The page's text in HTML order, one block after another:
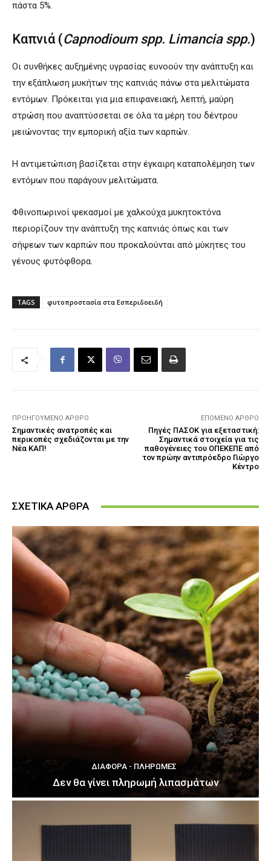
πάστα 5%.
Καπνιά (Capnodioum spp. Limancia spp.)
Οι συνθήκες αυξημένης υγρασίας ευνοούν την ανάπτυξη και
την εξάπλωση μυκήτων της καπνιάς πάνω στα μελιτώματα
εντόμων. Πρόκειται για μια επιφανειακή, λεπτή, μαύρη
στρώση που αναπτύσσεται σε όλα τα μέρη του δέντρου
μειώνοντας την εμπορική αξία των καρπών.
Η αντιμετώπιση βασίζεται στην έγκαιρη καταπολέμηση των
εντόμων που παράγουν μελιτώματα.
Φθινοπωρινοί ψεκασμοί με χαλκούχα μυκητοκτόνα
περιορίζουν την ανάπτυξη της καπνιάς όπως και των
σήψεων των καρπών που προκαλούνται από μύκητες του
γένους φυτόφθορα.
TAGS φυτοπροστασία στα Εσπεριδοειδή
ΠΡΟΗΓΟΎΜΕΝΟ ΆΡΘΡΟ
Σημαντικές ανατροπές και
περικοπές σχεδιάζονται με την
Νέα ΚΑΠ!
ΕΠΌΜΕΝΟ ΆΡΘΡΟ
Πηγές ΠΑΣΟΚ για εξεταστική:
Σημαντικά στοιχεία για τις
παθογένειες του ΟΠΕΚΕΠΕ από
τον πρώην αντιπρόεδρο Γιώργο
Κέντρο
ΣΧΕΤΙΚΑ ΑΡΘΡΑ
ΔΙΆΦΟΡΑ - ΠΛΗΡΩΜΈΣ
Δεν θα γίνει πληρωμή λιπασμάτων